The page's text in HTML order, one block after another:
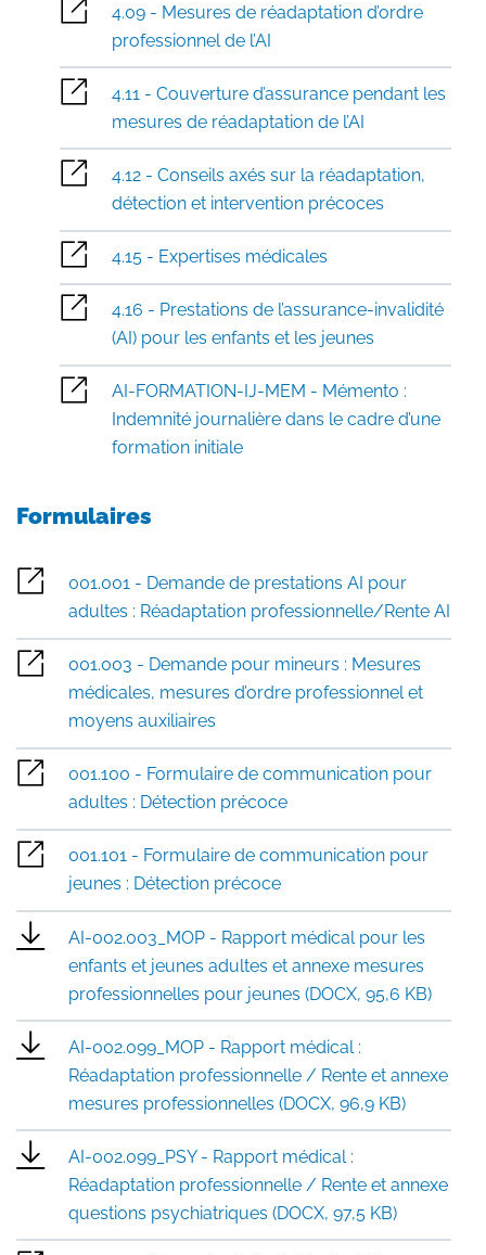
4.09 - Mesures de réadaptation d’ordre
professionnel de l’AI
4.11 - Couverture d’assurance pendant les
mesures de réadaptation de l’AI
4.12 - Conseils axés sur la réadaptation,
détection et intervention précoces
4.15 - Expertises médicales
4.16 - Prestations de l’assurance-invalidité
(AI) pour les enfants et les jeunes
AI-FORMATION-IJ-MEM - Mémento :
Indemnité journalière dans le cadre d’une
formation initiale
Formulaires
001.001 - Demande de prestations AI pour
adultes : Réadaptation professionnelle/Rente AI
001.003 - Demande pour mineurs : Mesures
médicales, mesures d’ordre professionnel et
moyens auxiliaires
001.100 - Formulaire de communication pour
adultes : Détection précoce
001.101 - Formulaire de communication pour
jeunes : Détection précoce
AI-002.003_MOP - Rapport médical pour les
enfants et jeunes adultes et annexe mesures
professionnelles pour jeunes (DOCX, 95,6 KB)
AI-002.099_MOP - Rapport médical :
Réadaptation professionnelle / Rente et annexe
mesures professionnelles (DOCX, 96,9 KB)
AI-002.099_PSY - Rapport médical :
Réadaptation professionnelle / Rente et annexe
questions psychiatriques (DOCX, 97,5 KB)